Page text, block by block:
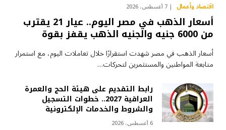
اقتصاد وأعمال 7 أغسطس، 2026
أسعار الذهب في مصر اليوم.. عيار 21 يقترب
من 6000 جنيه والجنيه الذهب يقفز بقوة
أسعار الذهب في مصر شهدت استقرارًا خلال تعاملات اليوم، مع استمرار
متابعة المواطنين والمستثمرين لتحركات…
رابط التقديم على هيئة الحج والعمرة
العراقية 2027.. خطوات التسجيل
والشروط والخدمات الإلكترونية
6 أغسطس، 2026